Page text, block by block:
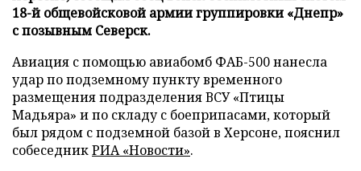
18-й общевойсковой армии группировки «Днепр»
с позывным Северск.
Авиация с помощью авиабомб ФАБ-500 нанесла
удар по подземному пункту временного
размещения подразделения ВСУ «Птицы
Мадьяра» и по складу с боеприпасами, который
был рядом с подземной базой в Херсоне, пояснил
собеседникРИА «Новости».